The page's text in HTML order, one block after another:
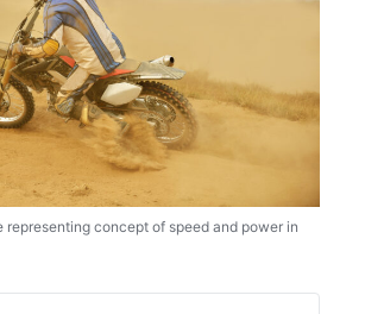
representing concept of speed and power in